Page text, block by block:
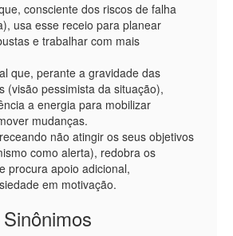
consciente dos riscos de falha
usa esse receio para planear
e trabalhar com mais
que, perante a gravidade das
(visão pessimista da situação),
a energia para mobilizar
mudanças.
não atingir os seus objetivos
como alerta), redobra os
procura apoio adicional,
em motivação.